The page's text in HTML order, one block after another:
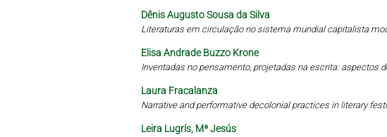
Dênis Augusto Sousa da Silva
Literaturas em circulação no sistema mundial capitalista
Elisa Andrade Buzzo Krone
Inventadas no pensamento, projetadas na escrita:
Laura Fracalanza
Narrative and performative decolonial practices in literary
Leira Lugrís, Mª Jesús